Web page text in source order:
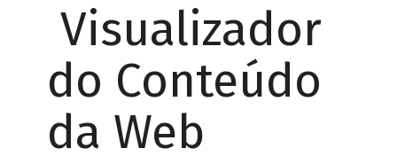
Visualizador
do Conteúdo
da Web